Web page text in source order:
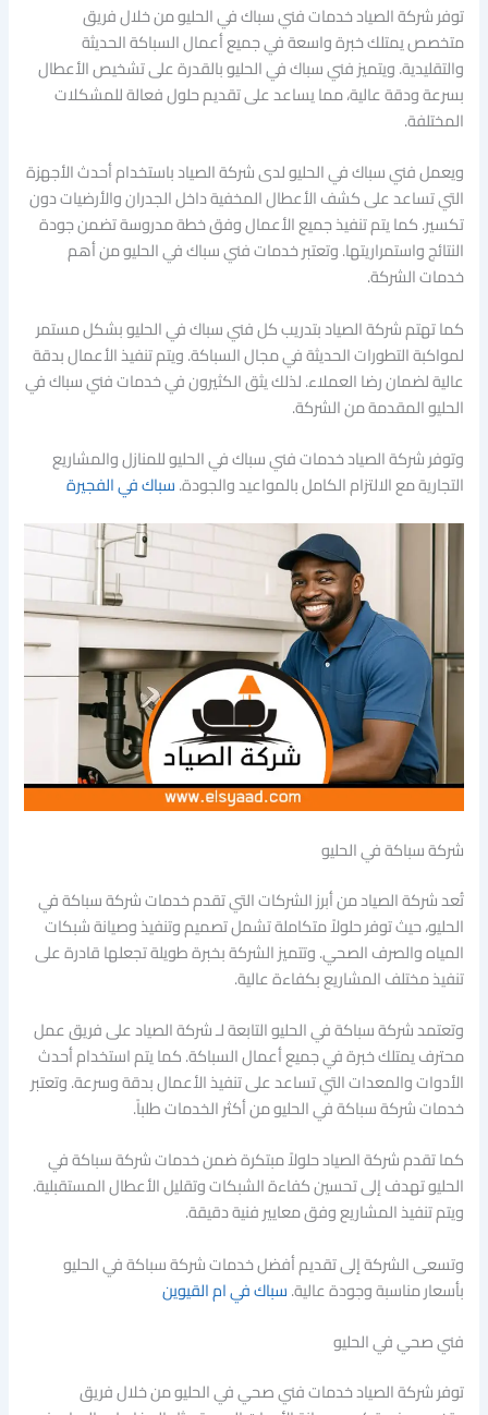
توفر شركة الصياد خدمات فني سباك في الحليو من خلال فريق
متخصص يمتلك خبرة واسعة في جميع أعمال السباكة الحديثة
والتقليدية. ويتميز فني سباك في الحليو بالقدرة على تشخيص الأعطال
بسرعة ودقة عالية، مما يساعد على تقديم حلول فعالة للمشكلات
المختلفة.
ويعمل فني سباك في الحليو لدى شركة الصياد باستخدام أحدث الأجهزة
التي تساعد على كشف الأعطال المخفية داخل الجدران والأرضيات دون
تكسير. كما يتم تنفيذ جميع الأعمال وفق خطة مدروسة تضمن جودة
النتائج واستمراريتها. وتعتبر خدمات فني سباك في الحليو من أهم
خدمات الشركة.
كما تهتم شركة الصياد بتدريب كل فني سباك في الحليو بشكل مستمر
لمواكبة التطورات الحديثة في مجال السباكة. ويتم تنفيذ الأعمال بدقة
عالية لضمان رضا العملاء. لذلك يثق الكثيرون في خدمات فني سباك في
الحليو المقدمة من الشركة.
وتوفر شركة الصياد خدمات فني سباك في الحليو للمنازل والمشاريع
التجارية مع الالتزام الكامل بالمواعيد والجودة.سباك في الفجيرة
شركة سباكة في الحليو
تُعد شركة الصياد من أبرز الشركات التي تقدم خدمات شركة سباكة في
الحليو، حيث توفر حلولاً متكاملة تشمل تصميم وتنفيذ وصيانة شبكات
المياه والصرف الصحي. وتتميز الشركة بخبرة طويلة تجعلها قادرة على
تنفيذ مختلف المشاريع بكفاءة عالية.
وتعتمد شركة سباكة في الحليو التابعة لـ شركة الصياد على فريق عمل
محترف يمتلك خبرة في جميع أعمال السباكة. كما يتم استخدام أحدث
الأدوات والمعدات التي تساعد على تنفيذ الأعمال بدقة وسرعة. وتعتبر
خدمات شركة سباكة في الحليو من أكثر الخدمات طلباً.
كما تقدم شركة الصياد حلولاً مبتكرة ضمن خدمات شركة سباكة في
الحليو تهدف إلى تحسين كفاءة الشبكات وتقليل الأعطال المستقبلية.
ويتم تنفيذ المشاريع وفق معايير فنية دقيقة.
وتسعى الشركة إلى تقديم أفضل خدمات شركة سباكة في الحليو
بأسعار مناسبة وجودة عالية.سباك في ام القيوين
فني صحي في الحليو
توفر شركة الصياد خدمات فني صحي في الحليو من خلال فريق